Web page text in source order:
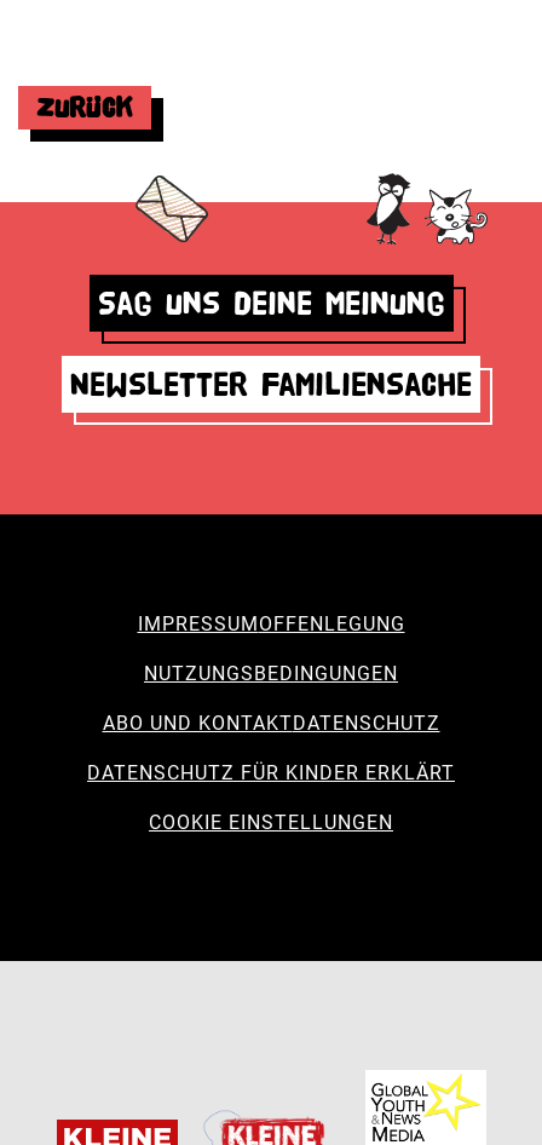
Zurück
Sag uns deine Meinung
Newsletter Familiensache
IMPRESSUMOFFENLEGUNG
NUTZUNGSBEDINGUNGEN
ABO UND KONTAKTDATENSCHUTZ
DATENSCHUTZ FÜR KINDER ERKLÄRT
COOKIE EINSTELLUNGEN